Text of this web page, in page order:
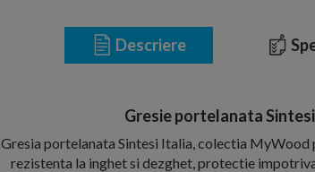
Descriere
Gresie portelanata
Gresia portelanata Sintesi Italia, colectia
rezistenta la inghet si dezghet, protectie